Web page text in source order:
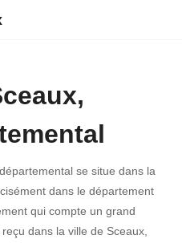
se situe dans la
dans le département
qui compte un grand
dans la ville de Sceaux,